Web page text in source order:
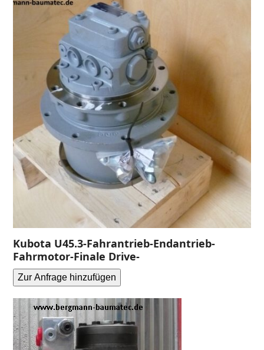
Kubota U45.3-Fahrantrieb-Endantrieb-
Fahrmotor-Finale Drive-
Zur Anfrage hinzufügen